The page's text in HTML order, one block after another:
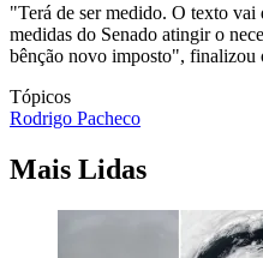
"Terá de ser medido. O texto vai
medidas do Senado atingir o
bênção novo imposto", finalizou
Tópicos
Rodrigo Pacheco
Mais Lidas